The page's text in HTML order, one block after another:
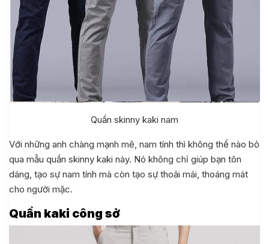
Quần skinny kaki nam
Với những anh chàng mạnh mẽ, nam tính thì không thể nào bỏ
qua mẫu quần skinny kaki này. Nó không chỉ giúp bạn tôn
dáng, tạo sự nam tính mà còn tạo sự thoải mái, thoáng mát
cho người mặc.
Quần kaki công sở